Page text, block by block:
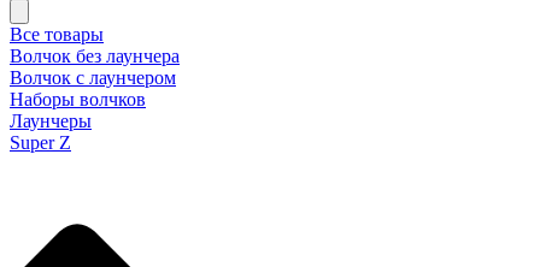
Все товары
Волчок без лаунчера
Волчок с лаунчером
Наборы волчков
Лаунчеры
Super Z